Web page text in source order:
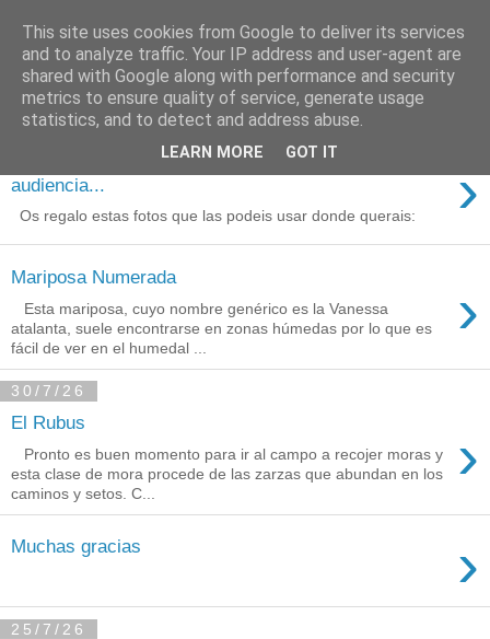
Está de pinga
3/8/26
Agradecimientos a Ares por su
audiencia...
›
Os regalo estas fotos que las podeis usar donde querais:
Mariposa Numerada ›
Esta mariposa, cuyo nombre genérico es la Vanessa
atalanta, suele encontrarse en zonas húmedas por lo que es
fácil de ver en el humedal ...
30/7/26
El Rubus ›
Pronto es buen momento para ir al campo a recojer moras y
esta clase de mora procede de las zarzas que abundan en los
caminos y setos. C...
Muchas gracias ›
25/7/26
This site uses cookies from Google to deliver its services
and to analyze traffic. Your IP address and user-agent are
shared with Google along with performance and security
metrics to ensure quality of service, generate usage
statistics, and to detect and address abuse.
LEARN MORE GOT IT